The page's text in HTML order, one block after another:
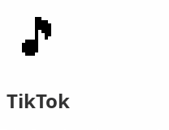
🎵
TikTok